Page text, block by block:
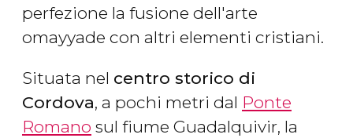
perfezione la fusione dell'arte
omayyade con altri elementi cristiani.
Situata nel centro storico di
Cordova, a pochi metri dal Ponte
Romano sul fiume Guadalquivir, la